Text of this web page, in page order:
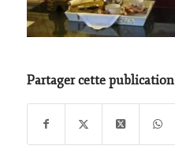
Partager cette publication